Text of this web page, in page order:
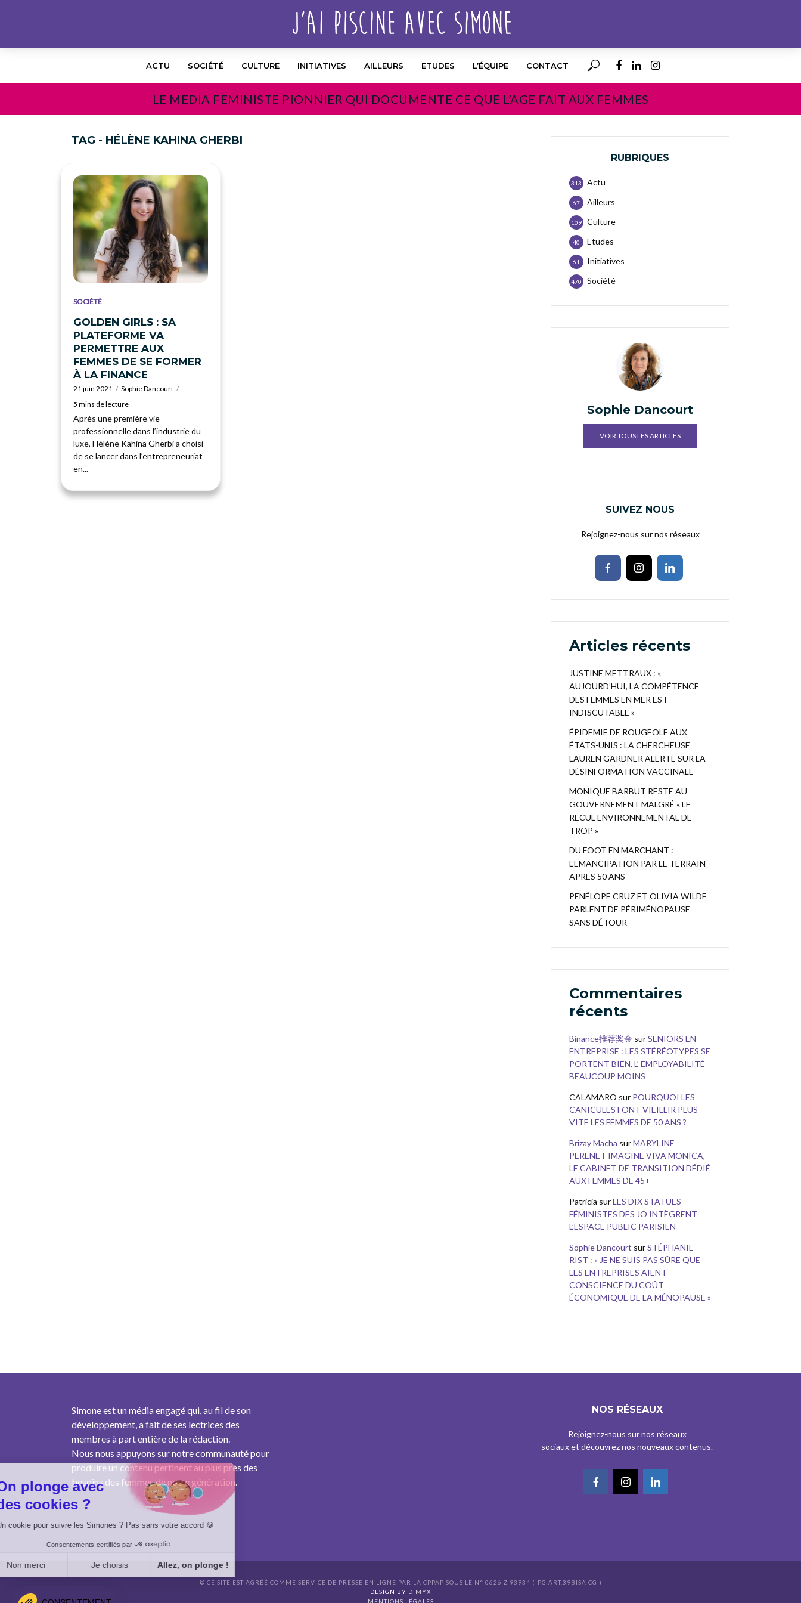
ACTU SOCIÉTÉ CULTURE INITIATIVES AILLEURS ETUDES L’ÉQUIPE CONTACT
LE MEDIA FEMINISTE PIONNIER QUI DOCUMENTE CE QUE L’AGE FAIT AUX FEMMES
TAG - HÉLÈNE KAHINA GHERBI
SOCIÉTÉ
GOLDEN GIRLS : SA
PLATEFORME VA
PERMETTRE AUX
FEMMES DE SE FORMER
À LA FINANCE
21 juin 2021
Sophie Dancourt
5 mins de lecture
Après une première vie
professionnelle dans l’industrie du
luxe, Hélène Kahina Gherbi a choisi
de se lancer dans l’entrepreneuriat
en...
RUBRIQUES
Actu
313
Ailleurs
67
Culture
109
Etudes
40
Initiatives
61
Société
470
Sophie Dancourt
VOIR TOUS LES ARTICLES
SUIVEZ NOUS
Rejoignez-nous sur nos réseaux
Articles récents
JUSTINE METTRAUX : «
AUJOURD’HUI, LA COMPÉTENCE
DES FEMMES EN MER EST
INDISCUTABLE »
ÉPIDEMIE DE ROUGEOLE AUX
ÉTATS-UNIS : LA CHERCHEUSE
LAUREN GARDNER ALERTE SUR LA
DÉSINFORMATION VACCINALE
MONIQUE BARBUT RESTE AU
GOUVERNEMENT MALGRÉ « LE
RECUL ENVIRONNEMENTAL DE
TROP »
DU FOOT EN MARCHANT :
L’EMANCIPATION PAR LE TERRAIN
APRES 50 ANS
PENÉLOPE CRUZ ET OLIVIA WILDE
PARLENT DE PÉRIMÉNOPAUSE
SANS DÉTOUR
Commentaires
récents
Binance推荐奖金 surSENIORS EN
ENTREPRISE : LES STÉRÉOTYPES SE
PORTENT BIEN, L’ EMPLOYABILITÉ
BEAUCOUP MOINS
CALAMARO sur POURQUOI LES
CANICULES FONT VIEILLIR PLUS
VITE LES FEMMES DE 50 ANS ?
Brizay Macha surMARYLINE
PERENET IMAGINE VIVA MONICA,
LE CABINET DE TRANSITION DÉDIÉ
AUX FEMMES DE 45+
Patricia surLES DIX STATUES
FÉMINISTES DES JO INTÈGRENT
L’ESPACE PUBLIC PARISIEN
Sophie Dancourt surSTÉPHANIE
RIST : « JE NE SUIS PAS SÛRE QUE
LES ENTREPRISES AIENT
CONSCIENCE DU COÛT
ÉCONOMIQUE DE LA MÉNOPAUSE »
Simone est un média engagé qui, au fil de son
développement, a fait de ses lectrices des
membres à part entière de la rédaction.
Nous nous appuyons sur notre communauté pour
produire un contenu pertinent au plus près des
besoins des femmes de notre génération.
NOS RÉSEAUX
Rejoignez-nous sur nos réseaux
sociaux et découvrez nos nouveaux contenus.
© CE SITE EST AGRÉÉ COMME SERVICE DE PRESSE EN LIGNE PAR LA CPPAP SOUS LE N° 0626 Z 93934 (IPG ART.39BISA CGI)
DESIGN BY DIMYX
MENTIONS LÉGALES
On plonge avec
des cookies ?
Un cookie pour suivre les Simones ? Pas sans votre accord 🍪
Consentements certifiés par
Non merci Je choisis Allez, on plonge !
Plateforme de Gestion du Consentement : Personnalisez vos Options